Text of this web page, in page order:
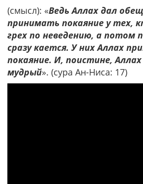
(смысл): «Ведь Аллах дал
принимать покаяние у тех,
грех по неведению, а потом
сразу кается. У них Аллах
покаяние. И, поистине,
мудрый». (сура Ан-Ниса: 17)